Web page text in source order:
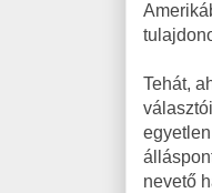
Tehát,
nevető